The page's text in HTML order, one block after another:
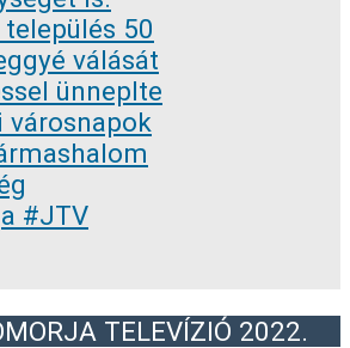
TELEVÍZIÓ 2022.